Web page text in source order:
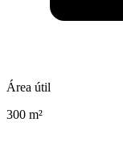
Área útil
300 m²